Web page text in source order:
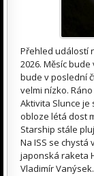
Přehled událostí
2026. Měsíc
bude v poslední
velmi nízko.
Aktivita Slunce je
obloze létá dost
Starship stále
Na ISS se
japonská raketa
Vladimír